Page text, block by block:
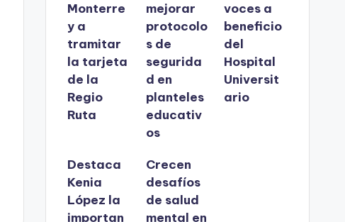
Monterre
y a
tramitar
la tarjeta
de la
Regio
Ruta
mejorar
protocolo
s de
segurida
d en
planteles
educativ
os
voces a
beneficio
del
Hospital
Universit
ario
Destaca
Kenia
López la
importan
Crecen
desafíos
de salud
mental en